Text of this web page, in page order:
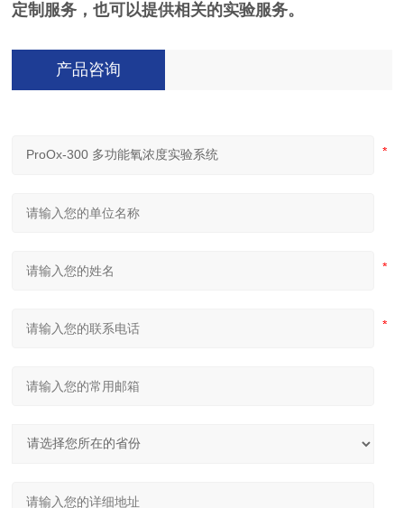
定制服务，也可以提供相关的实验服务。
产品咨询